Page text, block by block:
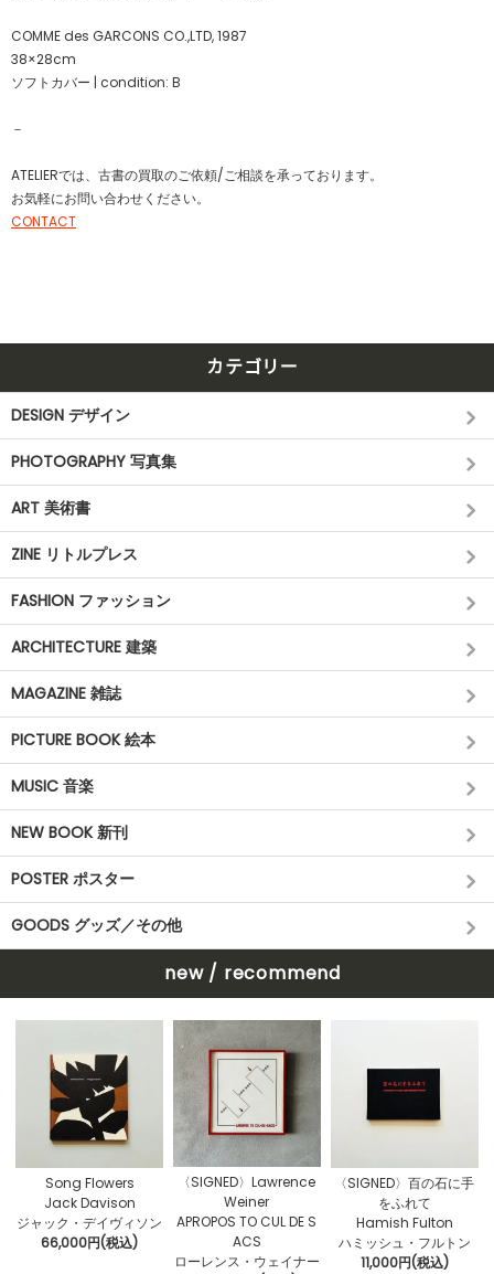
COMME des GARCONS CO.,LTD, 1987
38×28cm
ソフトカバー | condition: B
－
ATELIERでは、古書の買取のご依頼/ご相談を承っております。
お気軽にお問い合わせください。
CONTACT
カテゴリー
DESIGN デザイン
PHOTOGRAPHY 写真集
ART 美術書
ZINE リトルプレス
FASHION ファッション
ARCHITECTURE 建築
MAGAZINE 雑誌
PICTURE BOOK 絵本
MUSIC 音楽
NEW BOOK 新刊
POSTER ポスター
GOODS グッズ／その他
new / recommend
Song Flowers
Jack Davison
ジャック・デイヴィソン
66,000円(税込)
〈SIGNED〉Lawrence
Weiner
APROPOS TO CUL DE S
ACS
ローレンス・ウェイナー
〈SIGNED〉百の石に手
をふれて
Hamish Fulton
ハミッシュ・フルトン
11,000円(税込)